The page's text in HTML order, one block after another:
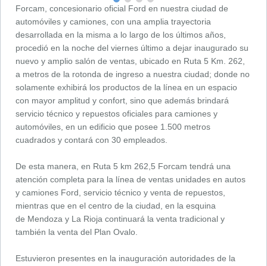
Forcam, concesionario oficial Ford en nuestra ciudad de
automóviles y camiones, con una amplia trayectoria
desarrollada en la misma a lo largo de los últimos años,
procedió en la noche del viernes último a dejar inaugurado su
nuevo y amplio salón de ventas, ubicado en Ruta 5 Km. 262,
a metros de la rotonda de ingreso a nuestra ciudad; donde no
solamente exhibirá los productos de la línea en un espacio
con mayor amplitud y confort, sino que además brindará
servicio técnico y repuestos oficiales para camiones y
automóviles, en un edificio que posee 1.500 metros
cuadrados y contará con 30 empleados.
De esta manera, en Ruta 5 km 262,5 Forcam tendrá una
atención completa para la línea de ventas unidades en autos
y camiones Ford, servicio técnico y venta de repuestos,
mientras que en el centro de la ciudad, en la esquina
de Mendoza y La Rioja continuará la venta tradicional y
también la venta del Plan Ovalo.
Estuvieron presentes en la inauguración autoridades de la